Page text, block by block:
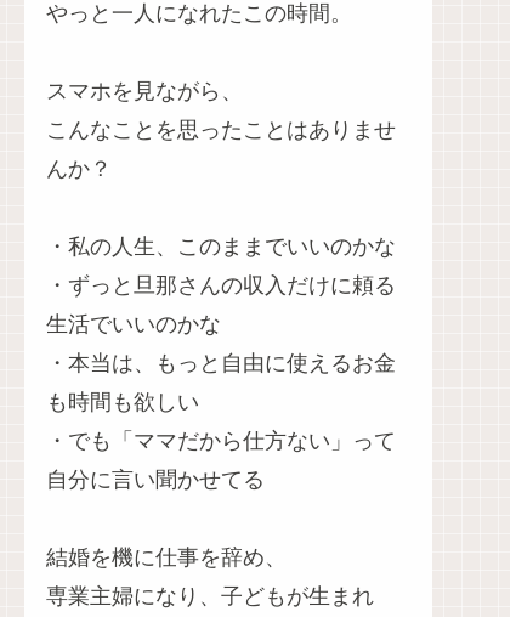
やっと一人になれたこの時間。
スマホを見ながら、
こんなことを思ったことはありませ
んか？
・私の人生、このままでいいのかな
・ずっと旦那さんの収入だけに頼る
生活でいいのかな
・本当は、もっと自由に使えるお金
も時間も欲しい
・でも「ママだから仕方ない」って
自分に言い聞かせてる
結婚を機に仕事を辞め、
専業主婦になり、子どもが生まれ